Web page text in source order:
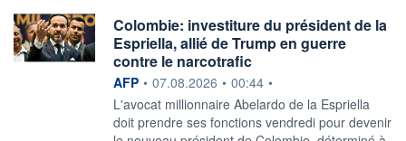
Colombie: investiture du président de la
Espriella, allié de Trump en guerre
contre le narcotrafic
information fournie par
AFP • 07.08.2026 • 00:44 •
L'avocat millionnaire Abelardo de la Espriella
doit prendre ses fonctions vendredi pour devenir